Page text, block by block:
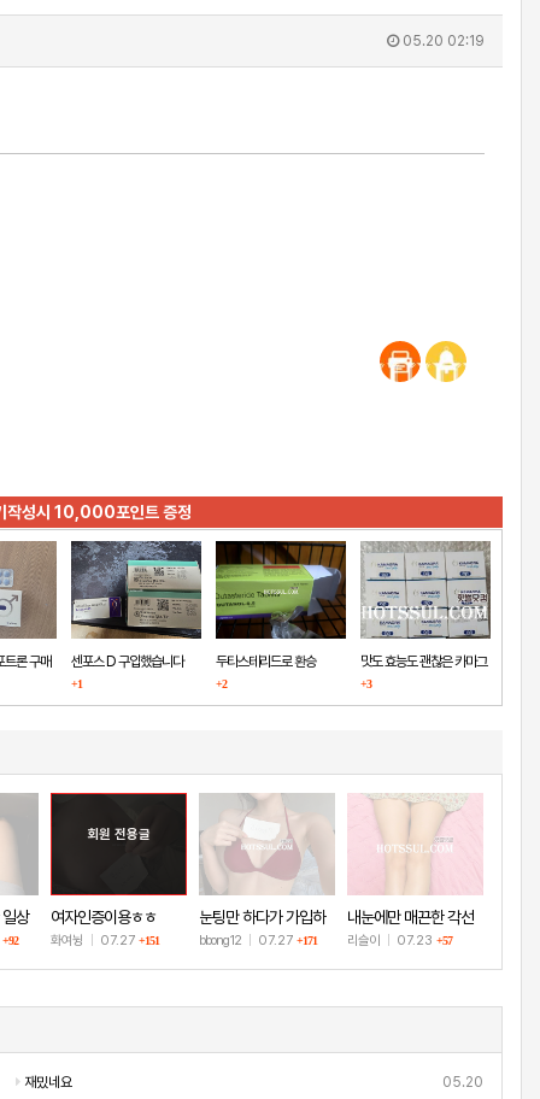
05.20 02:19
작성시 10,000포인트 증정
트론 구매
센포스 D 구입했습니다
+1
두타스테리드로 환승
+2
맛도 효능도 괜찮은 카마그
라
+3
상
+92
회원 전용글
여자인증이용ㅎㅎ
화여뉭 07.27 +151
눈팅만 하다가 가입하
고 인증!
bbong12 07.27 +171
내눈에만 매끈한 각선
미
리슬이 07.23 +57
05.20
재밌네요